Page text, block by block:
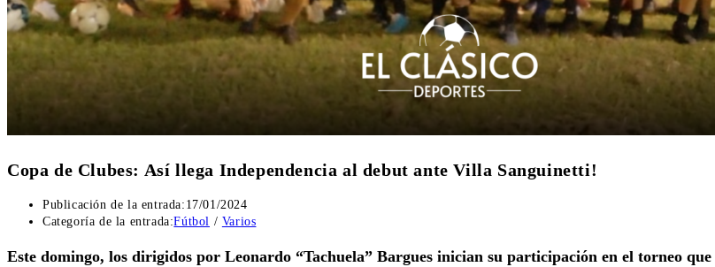
Copa de Clubes: Así llega Independencia al debut ante Villa Sanguinetti!
Publicación de la entrada: 17/01/2024
Categoría de la entrada:Fútbol / Varios
Este domingo, los dirigidos por Leonardo “Tachuela” Bargues inician su participación en el torneo que